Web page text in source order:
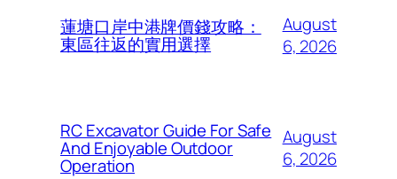
蓮塘口岸中港牌價錢攻略：
東區往返的實用選擇
August
6, 2026
RC Excavator Guide For Safe
And Enjoyable Outdoor
Operation
August
6, 2026